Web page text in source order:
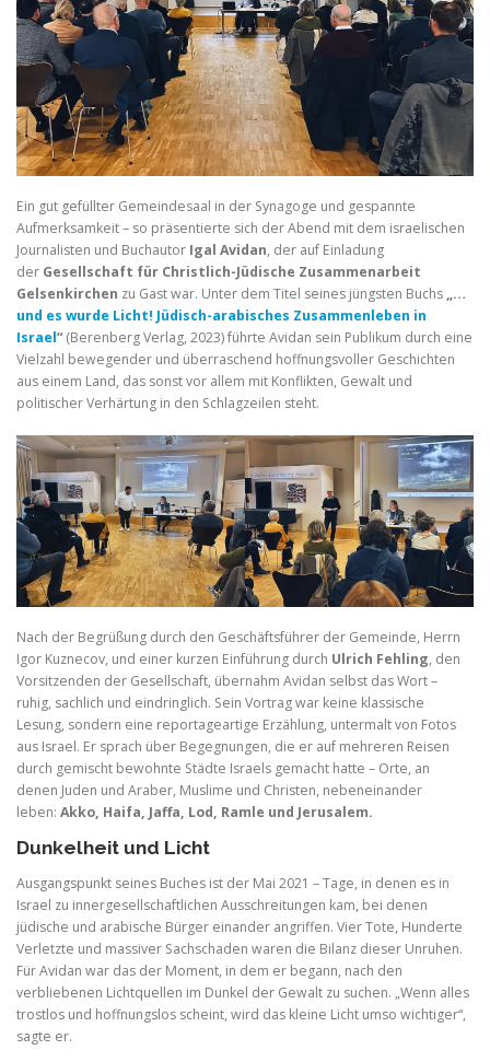
Ein gut gefüllter Gemeindesaal in der Synagoge und gespannte
Aufmerksamkeit – so präsentierte sich der Abend mit dem israelischen
Journalisten und Buchautor Igal Avidan, der auf Einladung
der Gesellschaft für Christlich-Jüdische Zusammenarbeit
Gelsenkirchen zu Gast war. Unter dem Titel seines jüngsten Buchs„…
und es wurde Licht! Jüdisch-arabisches Zusammenleben in
Israel“(Berenberg Verlag, 2023) führte Avidan sein Publikum durch eine
Vielzahl bewegender und überraschend hoffnungsvoller Geschichten
aus einem Land, das sonst vor allem mit Konflikten, Gewalt und
politischer Verhärtung in den Schlagzeilen steht.
Nach der Begrüßung durch den Geschäftsführer der Gemeinde, Herrn
Igor Kuznecov, und einer kurzen Einführung durch Ulrich Fehling, den
Vorsitzenden der Gesellschaft, übernahm Avidan selbst das Wort –
ruhig, sachlich und eindringlich. Sein Vortrag war keine klassische
Lesung, sondern eine reportageartige Erzählung, untermalt von Fotos
aus Israel. Er sprach über Begegnungen, die er auf mehreren Reisen
durch gemischt bewohnte Städte Israels gemacht hatte – Orte, an
denen Juden und Araber, Muslime und Christen, nebeneinander
leben: Akko, Haifa, Jaffa, Lod, Ramle und Jerusalem.
Dunkelheit und Licht
Ausgangspunkt seines Buches ist der Mai 2021 – Tage, in denen es in
Israel zu innergesellschaftlichen Ausschreitungen kam, bei denen
jüdische und arabische Bürger einander angriffen. Vier Tote, Hunderte
Verletzte und massiver Sachschaden waren die Bilanz dieser Unruhen.
Für Avidan war das der Moment, in dem er begann, nach den
verbliebenen Lichtquellen im Dunkel der Gewalt zu suchen. „Wenn alles
trostlos und hoffnungslos scheint, wird das kleine Licht umso wichtiger“,
sagte er.